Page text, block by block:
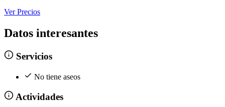
Ver Precios
Datos interesantes
Servicios
No tiene aseos
Actividades